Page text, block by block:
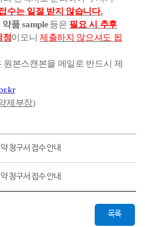
수는 일절 받지 않습니다.
약품sample 등은 필요 시 추후
정이오니 제출하지 않으셔도 됩
본스캔본을 메일로 반드시 제
제부장)
청구서 접수 안내
청구서 접수 안내
목록